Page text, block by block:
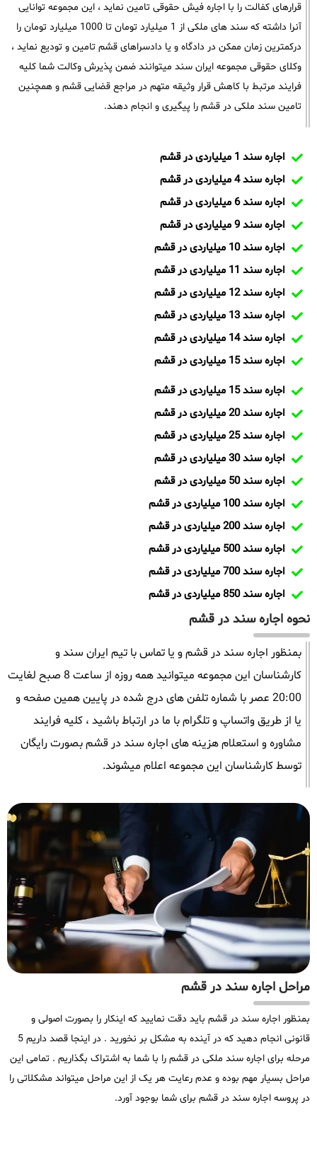
قرارهای کفالت را با اجاره فیش حقوقی تامین نماید ، این مجموعه توانایی
آنرا داشته که سند های ملکی از 1 میلیارد تومان تا 1000 میلیارد تومان را
درکمترین زمان ممکن در دادگاه و یا دادسراهای قشم تامین و تودیع نماید ،
وکلای حقوقی مجموعه ایران سند میتوانند ضمن پذیرش وکالت شما کلیه
فرایند مرتبط با کاهش قرار وثیقه متهم در مراجع قضایی قشم و همچنین
تامین سند ملکی در قشم را پیگیری و انجام دهند.
اجاره سند 1 میلیاردی در قشم
اجاره سند 4 میلیاردی در قشم
اجاره سند 6 میلیاردی در قشم
اجاره سند 9 میلیاردی در قشم
اجاره سند 10 میلیاردی در قشم
اجاره سند 11 میلیاردی در قشم
اجاره سند 12 میلیاردی در قشم
اجاره سند 13 میلیاردی در قشم
اجاره سند 14 میلیاردی در قشم
اجاره سند 15 میلیاردی در قشم
اجاره سند 15 میلیاردی در قشم
اجاره سند 20 میلیاردی در قشم
اجاره سند 25 میلیاردی در قشم
اجاره سند 30 میلیاردی در قشم
اجاره سند 50 میلیاردی در قشم
اجاره سند 100 میلیاردی در قشم
اجاره سند 200 میلیاردی در قشم
اجاره سند 500 میلیاردی در قشم
اجاره سند 700 میلیاردی در قشم
اجاره سند 850 میلیاردی در قشم
نحوه اجاره سند در قشم
بمنظور اجاره سند در قشم و یا تماس با تیم ایران سند و
کارشناسان این مجموعه میتوانید همه روزه از ساعت 8 صبح لغایت
20:00 عصر با شماره تلفن های درج شده در پایین همین صفحه و
یا از طریق واتساپ و تلگرام با ما در ارتباط باشید ، کلیه فرایند
مشاوره و استعلام هزینه های اجاره سند در قشم بصورت رایگان
توسط کارشناسان این مجموعه اعلام میشوند.
مراحل اجاره سند در قشم
بمنظور اجاره سند در قشم باید دقت نمایید که اینکار را بصورت اصولی و
قانونی انجام دهید که در آینده به مشکل بر نخورید . در اینجا قصد داریم 5
مرحله برای اجاره سند ملکی در قشم را با شما به اشتراک بگذاریم . تمامی این
مراحل بسیار مهم بوده و عدم رعایت هر یک از این مراحل میتواند مشکلاتی را
در پروسه اجاره سند در قشم برای شما بوجود آورد.